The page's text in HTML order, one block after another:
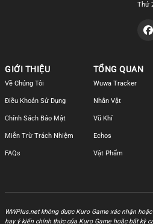
Thứ
GIỚI THIỆU
Về Chúng Tôi
Điều Khoản Sử Dụng
Chính Sách Bảo Mật
Miễn Trừ Trách Nhiệm
FAQs
TỔNG QUAN
Wuwa Tracker
Nhân Vật
Vũ Khí
Echos
Vật Phẩm
WWPlus.net không được Kuro Game xác nhận
hay ý kiến chính thức của Kuro Game hoặc bất kỳ